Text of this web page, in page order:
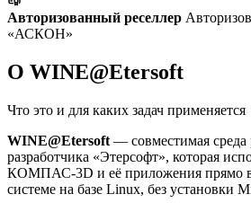
Авторизованный реселлер
«АСКОН»
О WINE@Etersoft
Что это и для каких задач применяется
WINE@Etersoft — совместимая среда
разработчика «Этерсофт», которая
КОМПАС-3D и её приложения прямо
системе на базе Linux, без установки